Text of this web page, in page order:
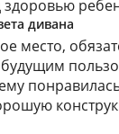
дивана
место,
будущим